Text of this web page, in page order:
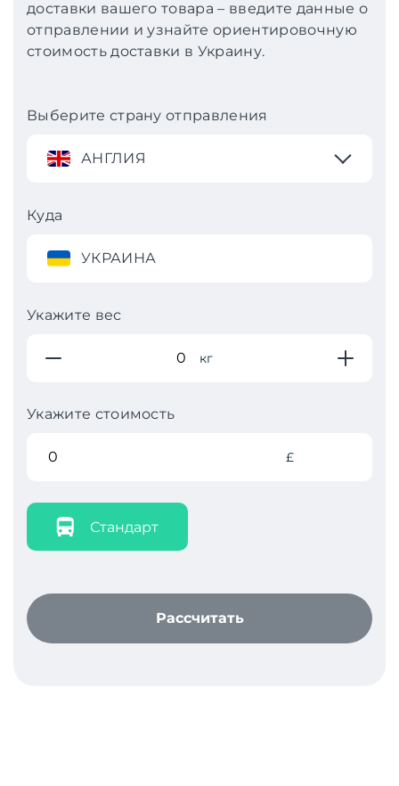
доставки вашего товара – введите данные о
отправлении и узнайте ориентировочную
стоимость доставки в Украину.
Выберите страну отправления
АНГЛИЯ
Куда
УКРАИНА
Укажите вес
кг
Укажите стоимость
£
Стандарт
Рассчитать